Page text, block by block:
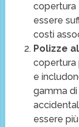
copertura
essere
costi
Polizze
copertura
e
gamma di
essere